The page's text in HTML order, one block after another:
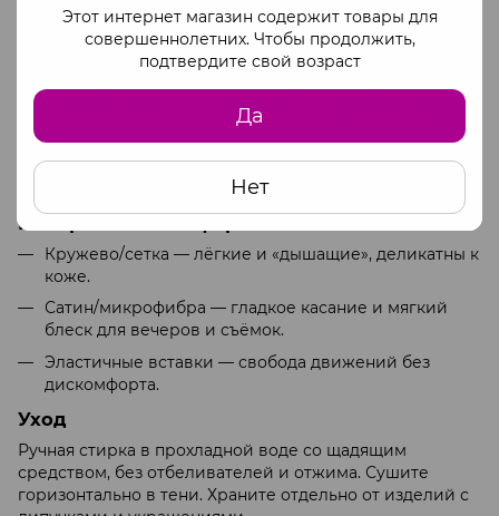
Этот интернет магазин содержит товары для
совершеннолетних. Чтобы продолжить,
подтвердите свой возраст
Да
Нет
Ролевые костюмы и аксессуары: маски, перчатки,
чокеры для завершения образа.
Как выбрать размер и посадку
Сверьте объёмы груди, талии и бёдер с таблицей
размеров. Эластичные ткани прощают небольшие
колебания; регулируемые бретели и многоуровневые
застёжки помогают подогнать посадку. Пояса для чулок
подчёркивают талию и фиксируют комплект.
Материалы и комфорт
Кружево/сетка — лёгкие и «дышащие», деликатны к
коже.
Сатин/микрофибра — гладкое касание и мягкий
блеск для вечеров и съёмок.
Эластичные вставки — свобода движений без
дискомфорта.
Уход
Ручная стирка в прохладной воде со щадящим
средством, без отбеливателей и отжима. Сушите
горизонтально в тени. Храните отдельно от изделий с